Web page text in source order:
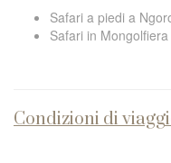
Safari a piedi a
Safari in
Condizioni di